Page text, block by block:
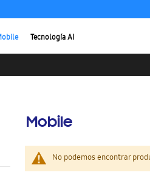
Tecnología AI
Mobile
No podemos encontrar